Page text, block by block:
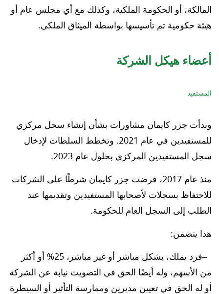
المالكة، أو الحكومة الملكية، وكذلك مع أي مجلس عام أو
هيئة حكومية تم تأسيسها بواسطة الميثاق الملكي.
أعضاء هيكل الشركة
المستفيد
وبدأت جزر كايمان مشاورات بشأن إنشاء سجل مركزي
للمستفيدين في عام 2021. وتخطط السلطات لإدخال
سجل المستفيدين المركزي بحلول عام 2023.
منذ عام 2017، فرضت جزر كايمان شرطًا على الشركات
للاحتفاظ بسجلات لأصحابها المستفيدين وتقديمها عند
الطلب إلى السجل العام للحكومة.
هذا يتضمن:
فرد يملك، بشكل مباشر أو غير مباشر، 25% أو أكثر
من الأسهم، وله أيضًا الحق في التصويت نيابة عن الشركة
أو له الحق في تعيين مديرين وممارسة التأثير أو السيطرة